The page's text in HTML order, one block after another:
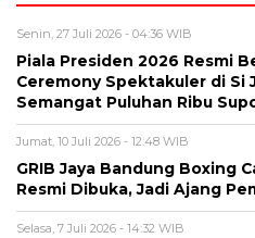
Senin, 27 Juli 2026 - 04:36 WIB
Piala Presiden 2026 Resmi
Ceremony Spektakuler di Si
Semangat Puluhan Ribu
Jumat, 10 Juli 2026 - 12:48 WIB
GRIB Jaya Bandung Boxing
Resmi Dibuka, Jadi Ajang
Selasa, 7 Juli 2026 - 14:32 WIB